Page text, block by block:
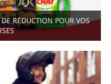
RÉDUCTION POUR VOS